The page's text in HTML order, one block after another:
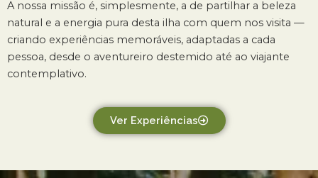
A nossa missão é, simplesmente, a de partilhar a beleza
natural e a energia pura desta ilha com quem nos visita —
criando experiências memoráveis, adaptadas a cada
pessoa, desde o aventureiro destemido até ao viajante
contemplativo.
Ver Experiências